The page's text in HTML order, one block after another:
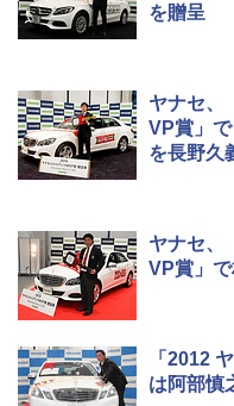
を贈呈
ヤナセ、
VP賞」で
を長野久
ヤナセ、
VP賞」
「2012
は阿部慎